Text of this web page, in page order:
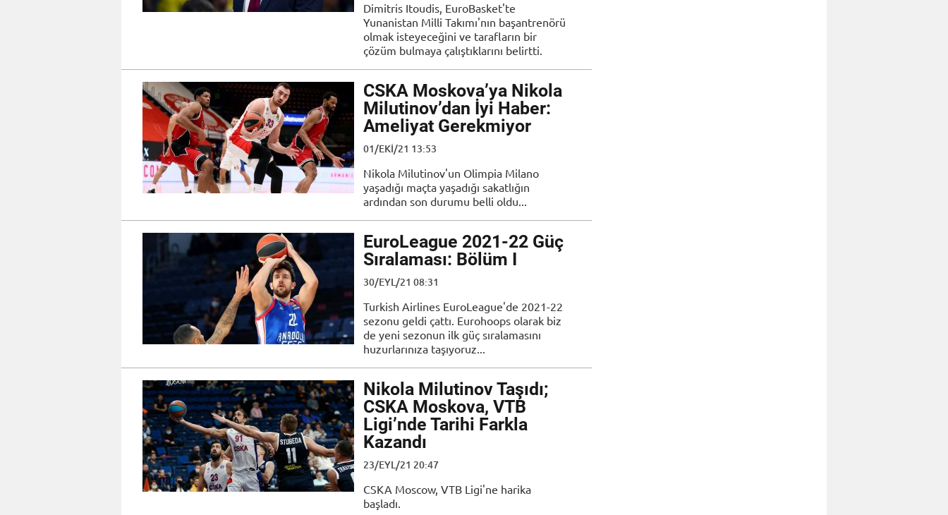
Dimitris Itoudis, EuroBasket'te
Yunanistan Milli Takımı'nın başantrenörü
olmak isteyeceğini ve tarafların bir
çözüm bulmaya çalıştıklarını belirtti.
CSKA Moskova’ya Nikola
Milutinov’dan İyi Haber:
Ameliyat Gerekmiyor
01/EKI/21 13:53
Nikola Milutinov'un Olimpia Milano
yaşadığı maçta yaşadığı sakatlığın
ardından son durumu belli oldu...
EuroLeague 2021-22 Güç
Sıralaması: Bölüm I
30/EYL/21 08:31
Turkish Airlines EuroLeague'de 2021-22
sezonu geldi çattı. Eurohoops olarak biz
de yeni sezonun ilk güç sıralamasını
huzurlarınıza taşıyoruz...
Nikola Milutinov Taşıdı;
CSKA Moskova, VTB
Ligi’nde Tarihi Farkla
Kazandı
23/EYL/21 20:47
CSKA Moscow, VTB Ligi'ne harika
başladı.